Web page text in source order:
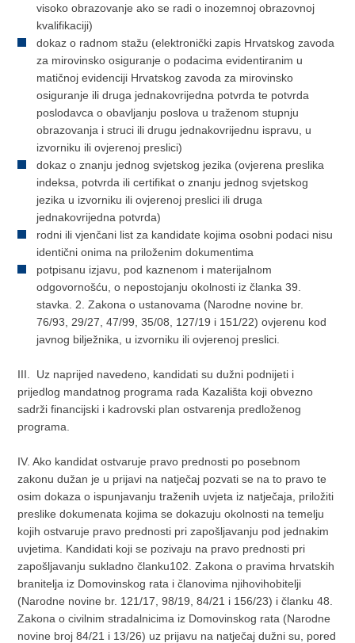
visoko obrazovanje ako se radi o inozemnoj obrazovnoj
kvalifikaciji)
dokaz o radnom stažu (elektronički zapis Hrvatskog zavoda
za mirovinsko osiguranje o podacima evidentiranim u
matičnoj evidenciji Hrvatskog zavoda za mirovinsko
osiguranje ili druga jednakovrijedna potvrda te potvrda
poslodavca o obavljanju poslova u traženom stupnju
obrazovanja i struci ili drugu jednakovrijednu ispravu, u
izvorniku ili ovjerenoj preslici)
dokaz o znanju jednog svjetskog jezika (ovjerena preslika
indeksa, potvrda ili certifikat o znanju jednog svjetskog
jezika u izvorniku ili ovjerenoj preslici ili druga
jednakovrijedna potvrda)
rodni ili vjenčani list za kandidate kojima osobni podaci nisu
identični onima na priloženim dokumentima
potpisanu izjavu, pod kaznenom i materijalnom
odgovornošću, o nepostojanju okolnosti iz članka 39.
stavka. 2. Zakona o ustanovama (Narodne novine br.
76/93, 29/27, 47/99, 35/08, 127/19 i 151/22) ovjerenu kod
javnog bilježnika, u izvorniku ili ovjerenoj preslici.
III. Uz naprijed navedeno, kandidati su dužni podnijeti i
prijedlog mandatnog programa rada Kazališta koji obvezno
sadrži financijski i kadrovski plan ostvarenja predloženog
programa.
IV. Ako kandidat ostvaruje pravo prednosti po posebnom
zakonu dužan je u prijavi na natječaj pozvati se na to pravo te
osim dokaza o ispunjavanju traženih uvjeta iz natječaja, priložiti
preslike dokumenata kojima se dokazuju okolnosti na temelju
kojih ostvaruje pravo prednosti pri zapošljavanju pod jednakim
uvjetima. Kandidati koji se pozivaju na pravo prednosti pri
zapošljavanju sukladno članku102. Zakona o pravima hrvatskih
branitelja iz Domovinskog rata i članovima njihovihobitelji
(Narodne novine br. 121/17, 98/19, 84/21 i 156/23) i članku 48.
Zakona o civilnim stradalnicima iz Domovinskog rata (Narodne
novine broj 84/21 i 13/26) uz prijavu na natječaj dužni su, pored